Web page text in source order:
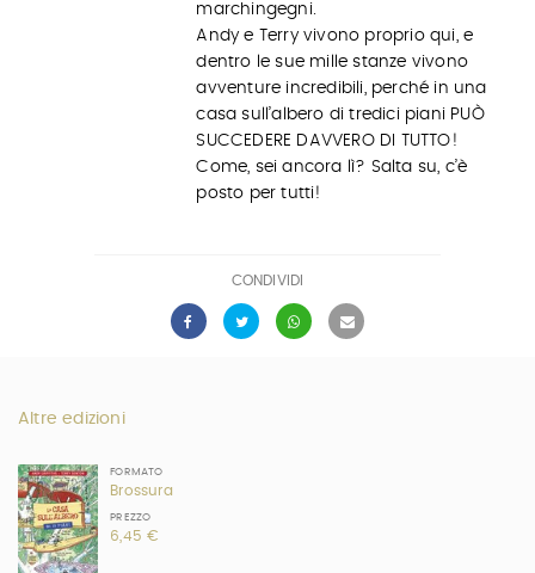
marchingegni.
Andy e Terry vivono proprio qui, e
dentro le sue mille stanze vivono
avventure incredibili, perché in una
casa sull’albero di tredici piani PUÒ
SUCCEDERE DAVVERO DI TUTTO!
Come, sei ancora lì? Salta su, c’è
posto per tutti!
CONDIVIDI
Altre edizioni
FORMATO
Brossura
PREZZO
6,45 €